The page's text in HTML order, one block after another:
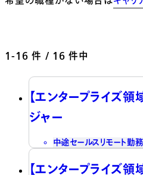
1-16 件 / 16 件中
【エンタープライズ領
ジャー
中途セールス リモート勤
【エンタープライズ